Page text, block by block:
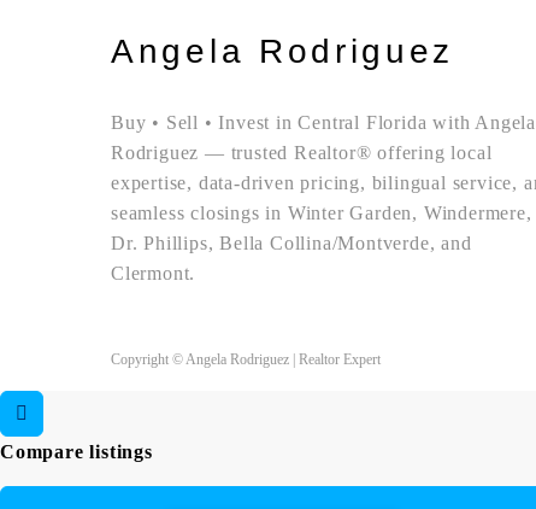
Angela Rodriguez
Buy • Sell • Invest in Central Florida with Angela
Rodriguez — trusted Realtor® offering local
expertise, data-driven pricing, bilingual service,
seamless closings in Winter Garden, Windermere,
Dr. Phillips, Bella Collina/Montverde, and
Clermont.
Copyright © Angela Rodriguez | Realtor Expert
Compare listings